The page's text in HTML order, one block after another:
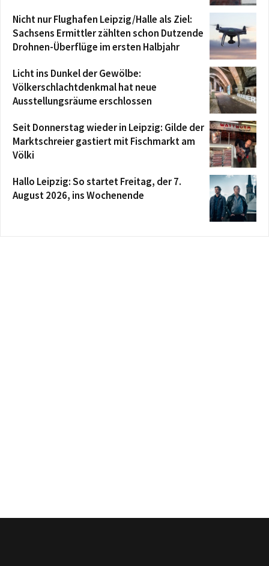
Nicht nur Flughafen Leipzig/Halle als Ziel:
Sachsens Ermittler zählten schon Dutzende
Drohnen-Überflüge im ersten Halbjahr
Licht ins Dunkel der Gewölbe:
Völkerschlachtdenkmal hat neue
Ausstellungsräume erschlossen
Seit Donnerstag wieder in Leipzig: Gilde der
Marktschreier gastiert mit Fischmarkt am
Völki
Hallo Leipzig: So startet Freitag, der 7.
August 2026, ins Wochenende